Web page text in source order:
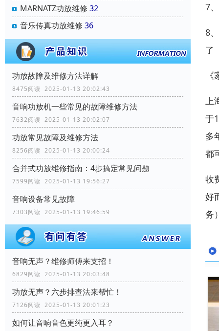
MARNATZ功放维修 32
音乐传真功放维修 36
功放故障及维修方法详解
8475阅读 2025-01-13 20:02:43
音响功放机一些常见的故障维修方法
7632阅读 2025-01-13 20:02:07
功放常见故障及维修方法
8256阅读 2025-01-13 20:00:24
合并式功放维修指南：4步搞定常见问题
7599阅读 2025-01-13 19:56:27
音响设备常见故障
7303阅读 2025-01-13 19:46:59
音响无声？维修师傅来支招！
6829阅读 2025-01-13 20:03:48
功放无声？六步排查法来帮忙！
7126阅读 2025-01-13 20:01:23
如何让音响音色更纯更入耳？
7
8
了
上
于
多
都
收
好
务